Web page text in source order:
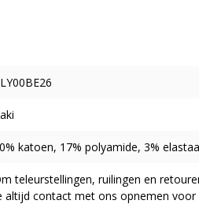
katoen, 17% polyamide, 3%
teleurstellingen, ruilingen en
altijd contact met ons opnemen voor